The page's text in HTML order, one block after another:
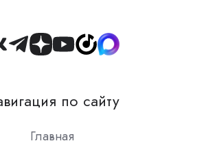
Join
Slack
по сайту
Главная